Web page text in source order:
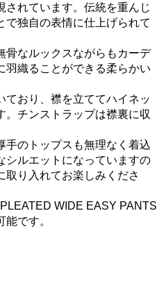
されています。伝統を重んじ
で独自の表情に仕上げられて
骨なルックスながらもカーデ
羽織ることができる柔らかい
ており、襟を立ててハイネッ
。チンストラップは襟裏に収
手のトップスも無理なく着込
シルエットになっていますの
取り入れてお楽しみくださ
WIDE EASY PANTS
です。